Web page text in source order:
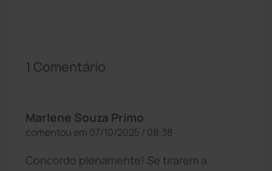
1 Comentário
Marlene Souza Primo
comentou em 07/10/2025 / 08:38
Concordo plenamente! Se tirarem a